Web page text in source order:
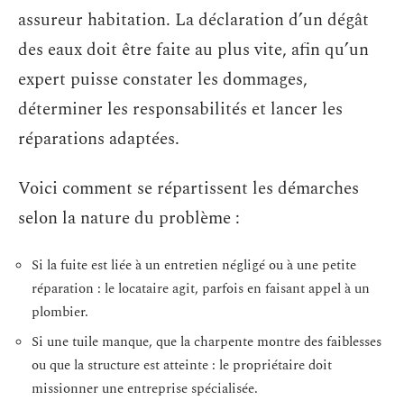
assureur habitation. La déclaration d’un dégât
des eaux doit être faite au plus vite, afin qu’un
expert puisse constater les dommages,
déterminer les responsabilités et lancer les
réparations adaptées.
Voici comment se répartissent les démarches
selon la nature du problème :
Si la fuite est liée à un entretien négligé ou à une petite
réparation : le locataire agit, parfois en faisant appel à un
plombier.
Si une tuile manque, que la charpente montre des faiblesses
ou que la structure est atteinte : le propriétaire doit
missionner une entreprise spécialisée.